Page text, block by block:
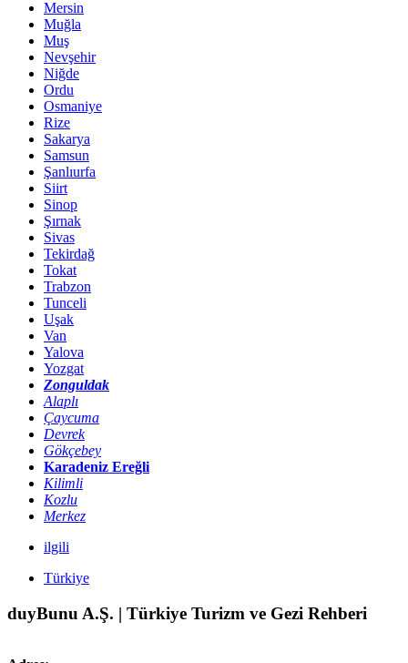
Mersin
Muğla
Muş
Nevşehir
Niğde
Ordu
Osmaniye
Rize
Sakarya
Samsun
Şanlıurfa
Siirt
Sinop
Şırnak
Sivas
Tekirdağ
Tokat
Trabzon
Tunceli
Uşak
Van
Yalova
Yozgat
Zonguldak
Alaplı
Çaycuma
Devrek
Gökçebey
Karadeniz Ereğli
Kilimli
Kozlu
Merkez
ilgili
Türkiye
duyBunu A.Ş. | Türkiye Turizm ve Gezi Rehberi